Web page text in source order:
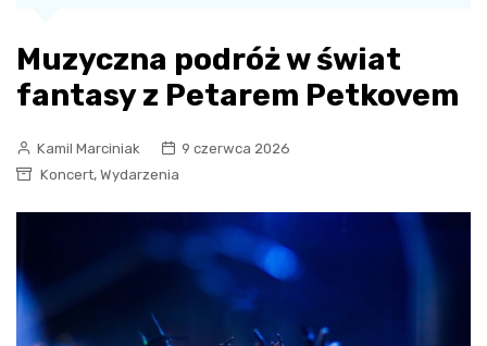
Muzyczna podróż w świat
fantasy z Petarem Petkovem
Kamil Marciniak
9 czerwca 2026
Koncert, Wydarzenia